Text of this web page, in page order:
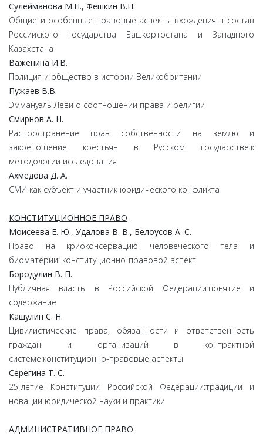
Сулейманова М.Н., Фешкин В.Н.
Общие и особенные правовые аспекты вхождения в состав
Российского государства Башкортостана и Западного
Казахстана
Важенина И.В.
Полиция и общество в истории Великобритании
Пужаев В.В.
Эммануэль Леви о соотношении права и религии
Смирнов А. Н.
Распространение прав собственности на землю и
закрепощение крестьян в Русском государстве:к
методологии исследования
Ахмедова Д. А.
СМИ как субъект и участник юридического конфликта
КОНСТИТУЦИОННОЕ ПРАВО
Моисеева Е. Ю., Удалова В. В., Белоусов А. С.
Право на криоконсервацию человеческого тела и
биоматерии: конституционно-правовой аспект
Бородулин В. П.
Публичная власть в Российской Федерации:понятие и
содержание
Кашулин С. Н.
Цивилистические права, обязанности и ответственность
граждан и организаций в контрактной
системе:конституционно-правовые аспекты
Серегина Т. С.
25-летие Конституции Российской Федерации:традиции и
новации юридической науки и практики
АДМИНИСТРАТИВНОЕ ПРАВО